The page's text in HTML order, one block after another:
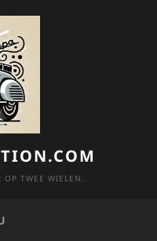
OP TWEE WIELEN.